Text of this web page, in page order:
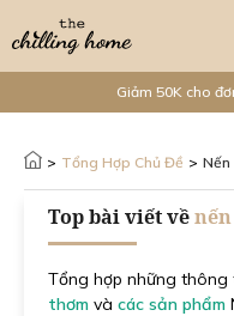
Giảm 50K cho
> Tổng Hợp Chủ Đề > Nến
Top bài viết về
Tổng hợp những thông
thơm và các sản phẩm